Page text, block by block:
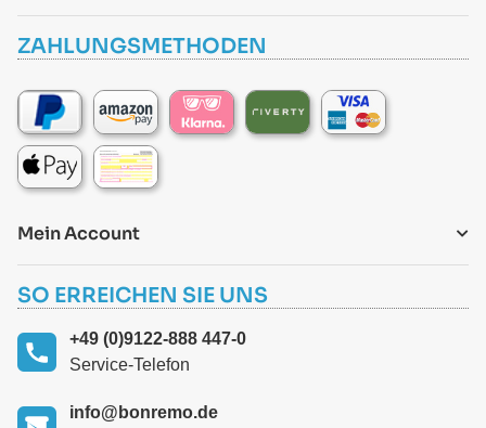
ZAHLUNGSMETHODEN
Mein Account
SO ERREICHEN SIE UNS
+49 (0)9122-888 447-0
Service-Telefon
info@bonremo.de